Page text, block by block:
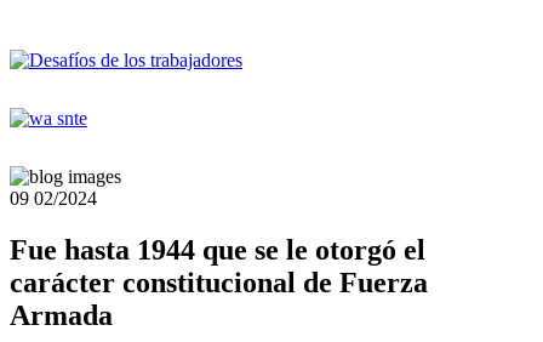
09 02/2024
Fue hasta 1944 que se le otorgó el
carácter constitucional de Fuerza
Armada